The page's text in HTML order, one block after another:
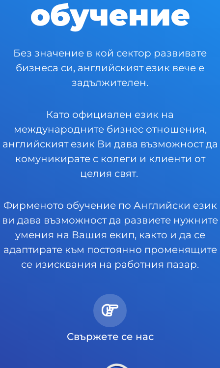
обучение
Без значение в кой сектор развивате
бизнеса си, английският език вече е
задължителен.
Като официален език на
международните бизнес отношения,
английският език Ви дава възможност да
комуникирате с колеги и клиенти от
целия свят.
Фирменото обучение по Английски език
ви дава възможност да развиете нужните
умения на Вашия екип, както и да се
адаптирате към постоянно променящите
се изисквания на работния пазар.
Свържете се нас